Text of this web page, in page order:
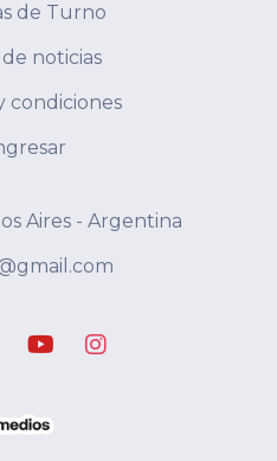
de Turno
noticias
condiciones
Aires - Argentina